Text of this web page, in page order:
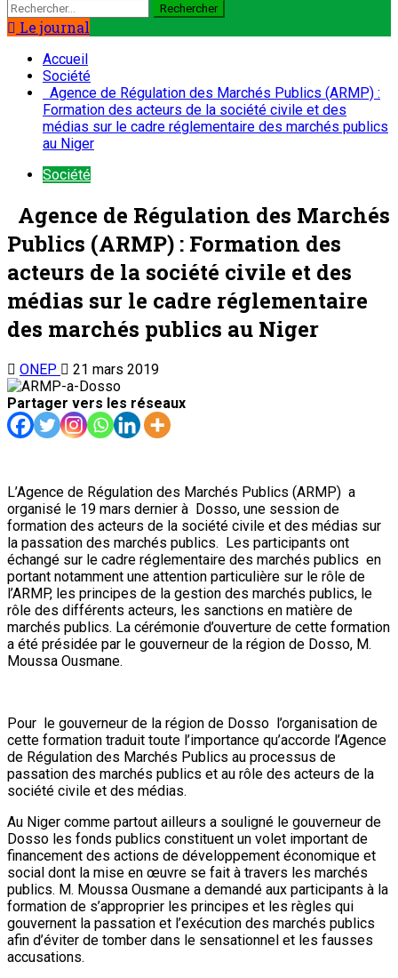
Rechercher :
Le journal
Accueil
Société
Agence de Régulation des Marchés Publics (ARMP) :
Formation des acteurs de la société civile et des
médias sur le cadre réglementaire des marchés publics
au Niger
Société
Agence de Régulation des Marchés
Publics (ARMP) : Formation des
acteurs de la société civile et des
médias sur le cadre réglementaire
des marchés publics au Niger
ONEP
21 mars 2019
Partager vers les réseaux
L’Agence de Régulation des Marchés Publics (ARMP) a
organisé le 19 mars dernier à Dosso, une session de
formation des acteurs de la société civile et des médias sur
la passation des marchés publics. Les participants ont
échangé sur le cadre réglementaire des marchés publics en
portant notamment une attention particulière sur le rôle de
l’ARMP, les principes de la gestion des marchés publics, le
rôle des différents acteurs, les sanctions en matière de
marchés publics. La cérémonie d’ouverture de cette formation
a été présidée par le gouverneur de la région de Dosso, M.
Moussa Ousmane.
Pour le gouverneur de la région de Dosso l’organisation de
cette formation traduit toute l’importance qu’accorde l’Agence
de Régulation des Marchés Publics au processus de
passation des marchés publics et au rôle des acteurs de la
société civile et des médias.
Au Niger comme partout ailleurs a souligné le gouverneur de
Dosso les fonds publics constituent un volet important de
financement des actions de développement économique et
social dont la mise en œuvre se fait à travers les marchés
publics. M. Moussa Ousmane a demandé aux participants à la
formation de s’approprier les principes et les règles qui
gouvernent la passation et l’exécution des marchés publics
afin d’éviter de tomber dans le sensationnel et les fausses
accusations.